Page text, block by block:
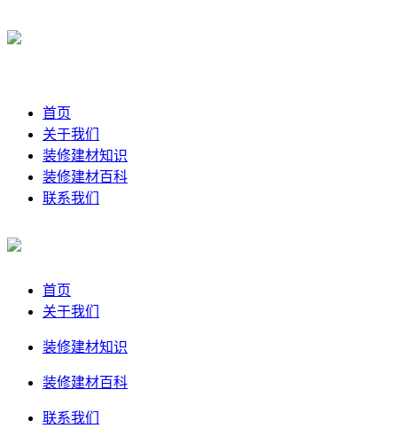
首页
关于我们
装修建材知识
装修建材百科
联系我们
首页
关于我们
装修建材知识
装修建材百科
联系我们